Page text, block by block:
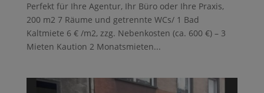
Perfekt für Ihre Agentur, Ihr Büro oder Ihre Praxis,
200 m2 7 Räume und getrennte WCs/ 1 Bad
Kaltmiete 6 € /m2, zzg. Nebenkosten (ca. 600 €) – 3
Mieten Kaution 2 Monatsmieten...